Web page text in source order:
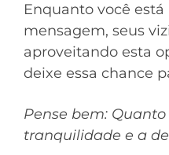
Enquanto você está
mensagem, seus
aproveitando esta
deixe essa chance
Pense bem:
tranquilidade e a